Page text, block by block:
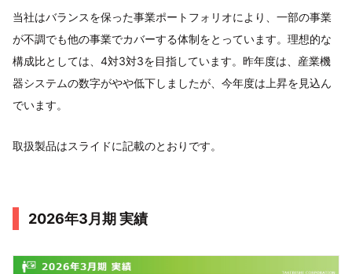
当社はバランスを保った事業ポートフォリオにより、一部の事業
が不調でも他の事業でカバーする体制をとっています。理想的な
構成比としては、4対3対3を目指しています。昨年度は、産業機
器システムの数字がやや低下しましたが、今年度は上昇を見込ん
でいます。
取扱製品はスライドに記載のとおりです。
2026年3月期 実績